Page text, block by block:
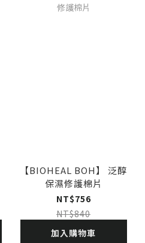
【BIOHEAL BOH】 泛醇
保濕修護棉片
NT$756
NT$840
加入購物車